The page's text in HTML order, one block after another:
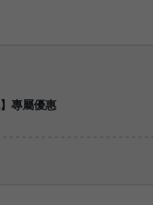
專屬優惠